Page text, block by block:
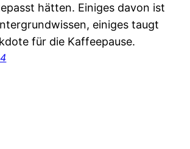
hätten. Einiges davon ist
einiges taugt
für die Kaffeepause.